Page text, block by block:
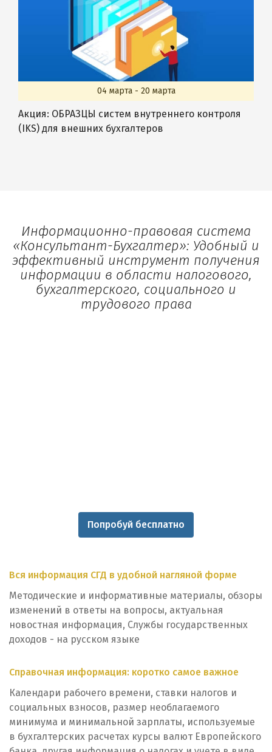
04 марта - 20 марта
Акция: ОБРАЗЦЫ систем внутреннего контроля
(IKS) для внешних бухгалтеров
Информационно-правовая система
«Консультант-Бухгалтер»: Удобный и
эффективный инструмент получения
информации в области налогового,
бухгалтерского, социального и
трудового права
Попробуй бесплатно
Вся информация СГД в удобной нагляной форме
Методические и информативные материалы, обзоры
изменений в ответы на вопросы, актуальная
новостная информация, Службы государственных
доходов - на русском языке
Справочная информация: коротко самое важное
Календари рабочего времени, ставки налогов и
социальных взносов, размер необлагаемого
минимума и минимальной зарплаты, используемые
в бухгалтерских расчетах курсы валют Европейского